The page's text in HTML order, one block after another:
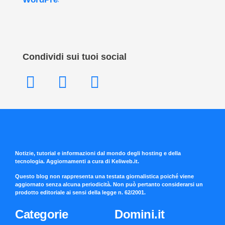
Condividi sui tuoi social
Notizie, tutorial e informazioni dal mondo degli hosting e della
tecnologia. Aggiornamenti a cura di Keliweb.it.
Questo blog non rappresenta una testata giornalistica poiché viene
aggiornato senza alcuna periodicità. Non può pertanto considerarsi un
prodotto editoriale ai sensi della legge n. 62/2001.
Categorie Domini.it